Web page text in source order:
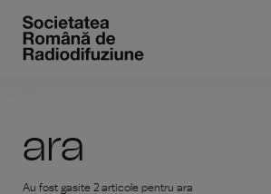
ara
Au fost gasite 2 articole pentru ara